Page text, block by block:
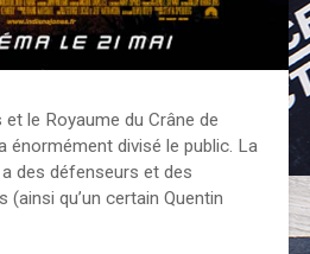
le Royaume du Crâne de
énormément divisé le public. La
des défenseurs et des
qu’un certain Quentin